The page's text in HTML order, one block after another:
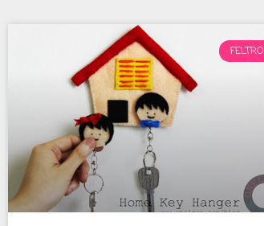
FELTRO